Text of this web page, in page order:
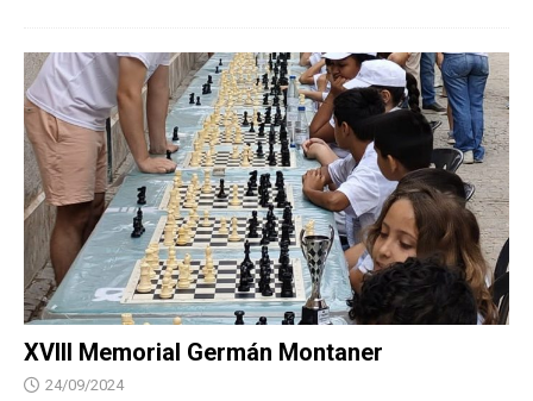
XVIII Memorial Germán Montaner
24/09/2024